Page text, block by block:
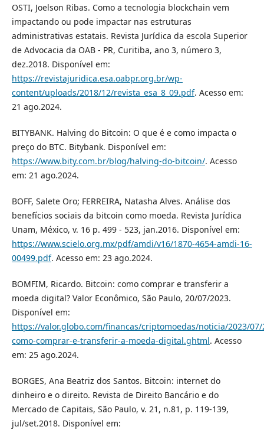
OSTI, Joelson Ribas. Como a tecnologia blockchain vem
impactando ou pode impactar nas estruturas
administrativas estatais. Revista Jurídica da escola Superior
de Advocacia da OAB - PR, Curitiba, ano 3, número 3,
dez.2018. Disponível em:
https://revistajuridica.esa.oabpr.org.br/wp-
content/uploads/2018/12/revista_esa_8_09.pdf. Acesso em:
21 ago.2024.
BITYBANK. Halving do Bitcoin: O que é e como impacta o
preço do BTC. Bitybank. Disponível em:
https://www.bity.com.br/blog/halving-do-bitcoin/. Acesso
em: 21 ago.2024.
BOFF, Salete Oro; FERREIRA, Natasha Alves. Análise dos
benefícios sociais da bitcoin como moeda. Revista Jurídica
Unam, México, v. 16 p. 499 - 523, jan.2016. Disponível em:
https://www.scielo.org.mx/pdf/amdi/v16/1870-4654-amdi-16-
00499.pdf. Acesso em: 23 ago.2024.
BOMFIM, Ricardo. Bitcoin: como comprar e transferir a
moeda digital? Valor Econômico, São Paulo, 20/07/2023.
Disponível em:
https://valor.globo.com/financas/criptomoedas/noticia/2023/
como-comprar-e-transferir-a-moeda-digital.ghtml. Acesso
em: 25 ago.2024.
BORGES, Ana Beatriz dos Santos. Bitcoin: internet do
dinheiro e o direito. Revista de Direito Bancário e do
Mercado de Capitais, São Paulo, v. 21, n.81, p. 119-139,
jul/set.2018. Disponível em: